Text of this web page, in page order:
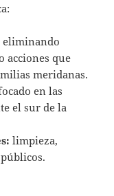
eliminando
acciones que
meridanas.
en las
el sur de la
limpieza,